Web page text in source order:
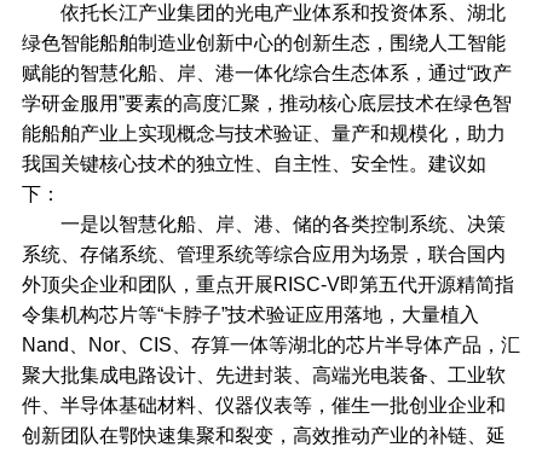
依托长江产业集团的光电产业体系和投资体系、湖北
绿色智能船舶制造业创新中心的创新生态，围绕人工智能
赋能的智慧化船、岸、港一体化综合生态体系，通过“政产
学研金服用”要素的高度汇聚，推动核心底层技术在绿色智
能船舶产业上实现概念与技术验证、量产和规模化，助力
我国关键核心技术的独立性、自主性、安全性。建议如
下：
一是以智慧化船、岸、港、储的各类控制系统、决策
系统、存储系统、管理系统等综合应用为场景，联合国内
外顶尖企业和团队，重点开展RISC-V即第五代开源精简指
令集机构芯片等“卡脖子”技术验证应用落地，大量植入
Nand、Nor、CIS、存算一体等湖北的芯片半导体产品，汇
聚大批集成电路设计、先进封装、高端光电装备、工业软
件、半导体基础材料、仪器仪表等，催生一批创业企业和
创新团队在鄂快速集聚和裂变，高效推动产业的补链、延